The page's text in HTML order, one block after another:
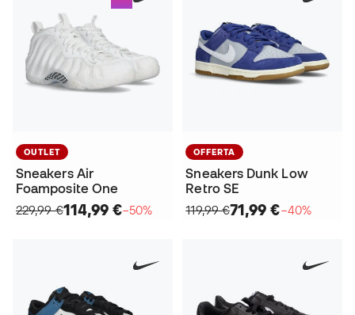
OUTLET
Sneakers Air
Foamposite One
229,99 €114,99 €−50%
OFFERTA
Sneakers Dunk Low
Retro SE
119,99 €71,99 €−40%